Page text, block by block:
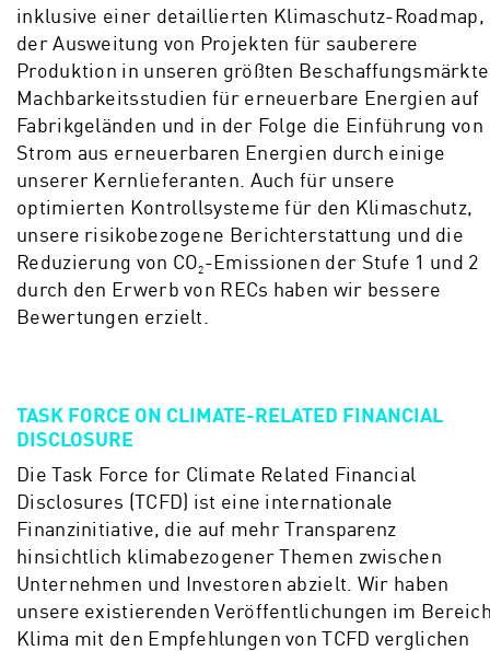
inklusive einer detaillierten Klimaschutz-Roadmap,
der Ausweitung von Projekten für sauberere
Produktion in unseren größten
Machbarkeitsstudien für erneuerbare Energien auf
Fabrikgeländen und in der Folge die Einführung von
Strom aus erneuerbaren Energien durch einige
unserer Kernlieferanten. Auch für unsere
optimierten Kontrollsysteme für den Klimaschutz,
unsere risikobezogene Berichterstattung und die
Reduzierung von CO2-Emissionen der Stufe 1 und 2
durch den Erwerb von RECs haben wir bessere
Bewertungen erzielt.
TASK FORCE ON CLIMATE-RELATED FINANCIAL
DISCLOSURE
Die Task Force for Climate Related Financial
Disclosures (TCFD) ist eine internationale
Finanzinitiative, die auf mehr Transparenz
hinsichtlich klimabezogener Themen zwischen
Unternehmen und Investoren abzielt. Wir haben
unsere existierenden Veröffentlichungen im
Klima mit den Empfehlungen von TCFD verglichen